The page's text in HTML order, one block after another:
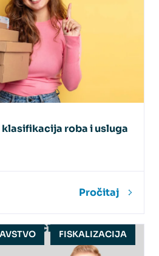
roba i usluga
Pročitaj
FISKALIZACIJA